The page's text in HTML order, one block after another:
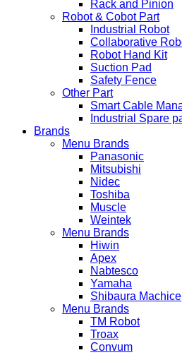
Rack and Pinion
Robot & Cobot Part
Industrial Robot
Collaborative
Robot Hand Kit
Suction Pad
Safety Fence
Other Part
Smart Cable
Industrial Spare
Brands
Menu Brands
Panasonic
Mitsubishi
Nidec
Toshiba
Muscle
Weintek
Menu Brands
Hiwin
Apex
Nabtesco
Yamaha
Shibaura Machice
Menu Brands
TM Robot
Troax
Convum